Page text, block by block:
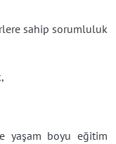
sahip sorumluluk
yaşam boyu eğitim